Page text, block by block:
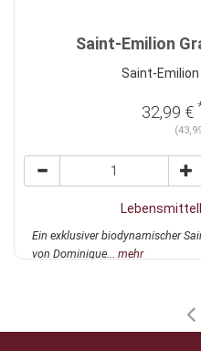
Saint-Emilion
Saint-Emilion
32,99 €
Ein exklusiver biodynamischer
von Dominique... mehr